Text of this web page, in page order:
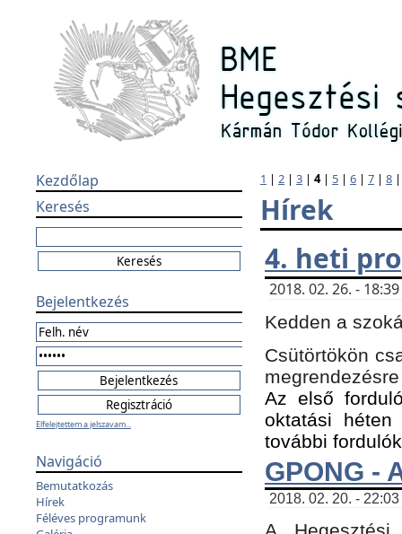
Kezdőlap
Keresés
Bejelentkezés
Elfelejtettem a jelszavam...
Navigáció
Bemutatkozás
Hírek
Féléves programunk
1 | 2 | 3 | 4| 5 | 6 | 7 | 8
Hírek
4. heti
2018. 02. 26. -
Kedden a
Csütörtökön
Az első
oktatási
további
GPONG -
2018. 02. 20. -
A